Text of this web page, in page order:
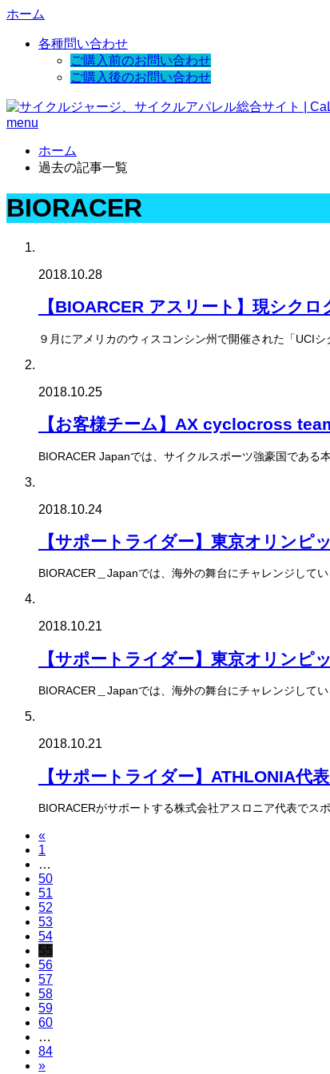
ホーム
各種問い合わせ
ご購入前のお問い合わせ
ご購入後のお問い合わせ
menu
ホーム
過去の記事一覧
BIORACER
2018.10.28
【BIOARCER アスリート】現シク
９月にアメリカのウィスコンシン州で開催された「UCI
2018.10.25
【お客様チーム】AX cyclocross
BIORACER Japanでは、サイクルスポーツ強豪国である
2018.10.24
【サポートライダー】東京オリンピ
BIORACER＿Japanでは、海外の舞台にチャレンジして
2018.10.21
【サポートライダー】東京オリンピ
BIORACER＿Japanでは、海外の舞台にチャレンジして
2018.10.21
【サポートライダー】ATHLONIA
BIORACERがサポートする株式会社アスロニア代表でス
«
1
…
50
51
52
53
54
55
56
57
58
59
60
…
84
»